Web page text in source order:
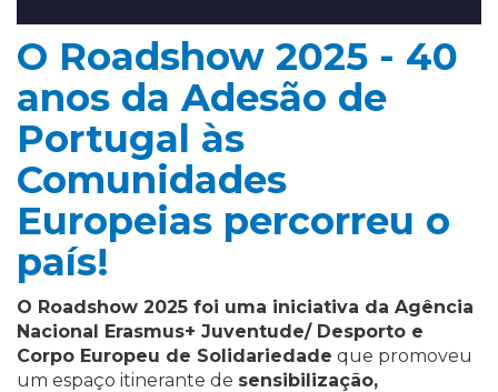
O Roadshow 2025 - 40
anos da Adesão de
Portugal às
Comunidades
Europeias percorreu o
país!
O Roadshow 2025 foi uma iniciativa da Agência
Nacional Erasmus+ Juventude/ Desporto e
Corpo Europeu de Solidariedade que promoveu
um espaço itinerante de sensibilização,